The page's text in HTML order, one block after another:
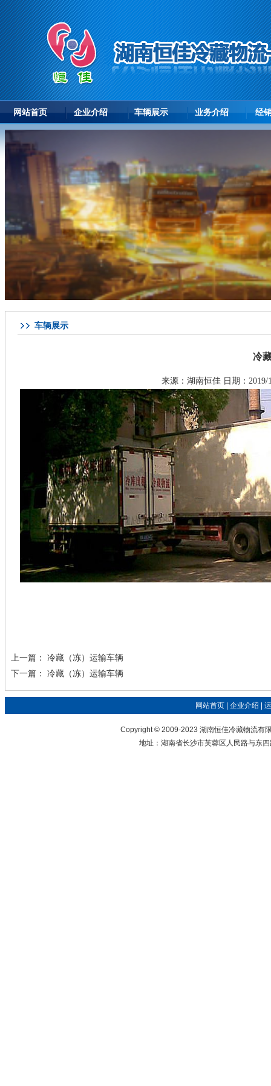
网站首页 企业介绍 车辆展示 业务介绍 经
车辆展示
冷
来源： 湖南恒佳 日期：
上一篇：冷藏（冻）运输车辆
下一篇：冷藏（冻）运输车辆
网站首页 |企业介绍 |
Copyright © 2009-2023 湖南恒佳冷藏物流有
地址：湖南省长沙市芙蓉区人民路与东